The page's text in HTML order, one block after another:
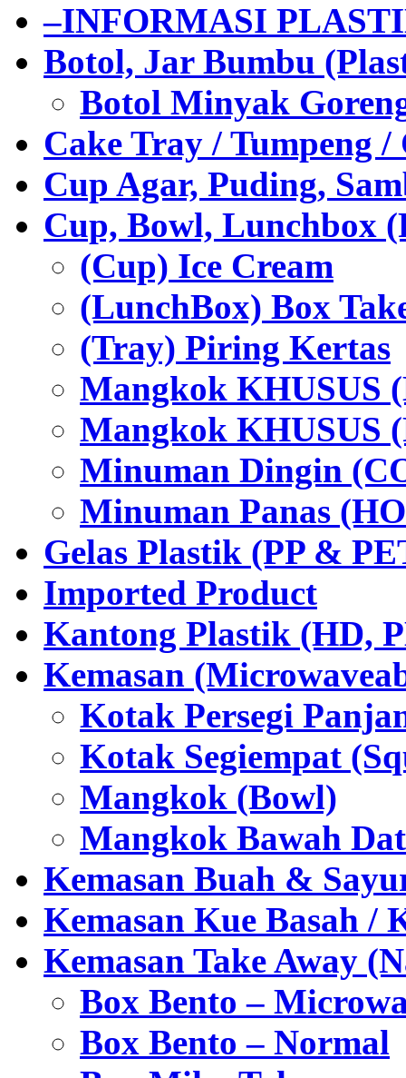
–INFORMASI
Botol, Jar Bumbu
Botol Minyak
Cake Tray / Tumpeng /
Cup Agar, Puding,
Cup, Bowl, Lunchbox
(Cup) Ice Cream
(LunchBox) Box
(Tray) Piring Kertas
Mangkok KHUSUS
Mangkok KHUSUS
Minuman Dingin
Minuman Panas
Gelas Plastik (PP &
Imported Product
Kantong Plastik (HD,
Kemasan
Kotak Persegi
Kotak Segiempat
Mangkok (Bowl)
Mangkok Bawah
Kemasan Buah &
Kemasan Kue Basah /
Kemasan Take Away
Box Bento –
Box Bento – Normal